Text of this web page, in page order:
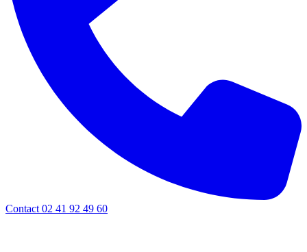
Contact 02 41 92 49 60